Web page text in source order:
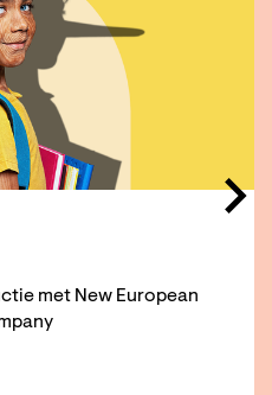
met New European